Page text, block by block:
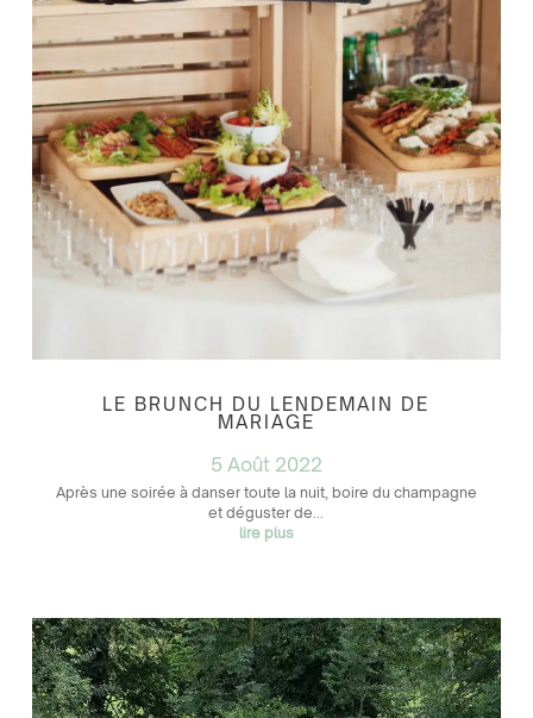
LE BRUNCH DU LENDEMAIN DE
MARIAGE
5 Août 2022
Après une soirée à danser toute la nuit, boire du champagne
et déguster de...
lire plus